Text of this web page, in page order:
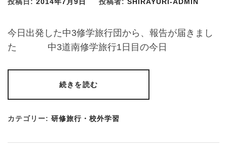
今日出発した中3修学旅行団から、報告が届きまし
た 中3道南修学旅行1日目の今日
続きを読む
カテゴリー: 研修旅行・校外学習